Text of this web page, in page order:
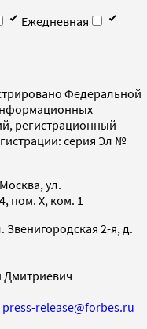
Ежедневная
Федеральной
регистрационный
серия Эл №
ул.
пом. X, ком. 1
Звенигородская 2-я, д.
Дмитриевич
press-release@forbes.ru